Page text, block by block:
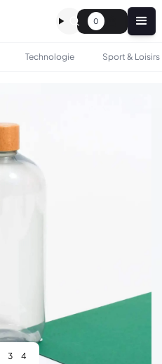
0
Technologie Sport & Loisirs
3 4